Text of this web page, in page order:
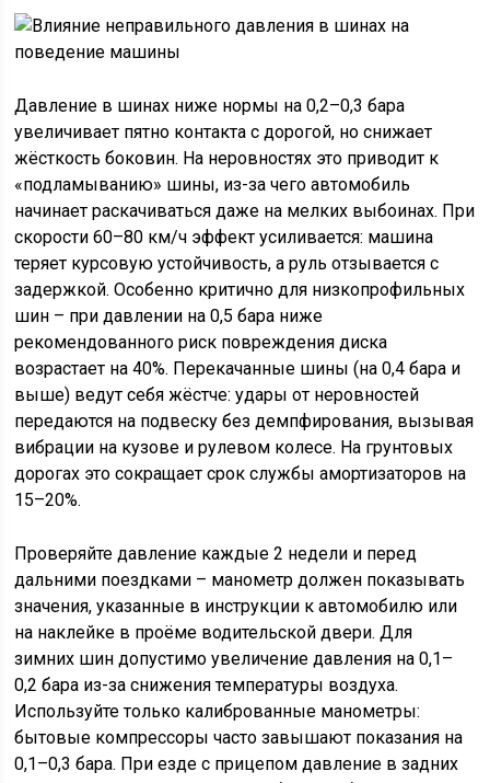
Давление в шинах ниже нормы на 0,2–0,3 бара
увеличивает пятно контакта с дорогой, но снижает
жёсткость боковин. На неровностях это приводит к
«подламыванию» шины, из-за чего автомобиль
начинает раскачиваться даже на мелких выбоинах. При
скорости 60–80 км/ч эффект усиливается: машина
теряет курсовую устойчивость, а руль отзывается с
задержкой. Особенно критично для низкопрофильных
шин – при давлении на 0,5 бара ниже
рекомендованного риск повреждения диска
возрастает на 40%. Перекачанные шины (на 0,4 бара и
выше) ведут себя жёстче: удары от неровностей
передаются на подвеску без демпфирования, вызывая
вибрации на кузове и рулевом колесе. На грунтовых
дорогах это сокращает срок службы амортизаторов на
15–20%.
Проверяйте давление каждые 2 недели и перед
дальними поездками – манометр должен показывать
значения, указанные в инструкции к автомобилю или
на наклейке в проёме водительской двери. Для
зимних шин допустимо увеличение давления на 0,1–
0,2 бара из-за снижения температуры воздуха.
Используйте только калиброванные манометры:
бытовые компрессоры часто завышают показания на
0,1–0,3 бара. При езде с прицепом давление в задних